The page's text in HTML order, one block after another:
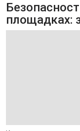
площадках: